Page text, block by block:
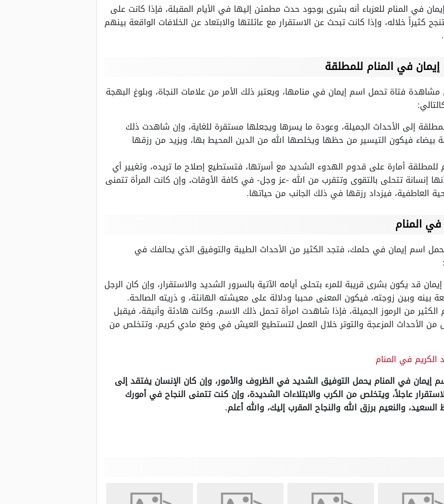
في المنام للعزباء أنه بشرى بوجود حدث مطمئن إليها في الأيام المقبلة، فإذا كانت على
خلاله، وإذا كانت تبحث عن الاستقرار مع عائلتها والابتعاد عن الخلافات الواقعة بينهم
في المنام للمطلقة
فتاة تحمل اسم إيمان في منامها، ويعتبر ذلك الأمر من علامات النجاة، وبلوغ البهجة
إلى الأحداث الجميلة، وعودة ما يسرها ويجعلها مستقرة للغاية، وإن شاهدت ذلك
بيضاء فيكون التيسير من حظها ويخلصها الله من الدين المحيط بها، ويزيد من رزقها
للمطلقة أمارة على قدوم الهدوء الشديد مع أسرتها، فتستطيع إصلاح ما تريده، وتغيير أي
إنسانة تتحلى بالتقوى وتتقرب من الله -عز وجل- في كافة الأوقات، وإن كانت المرأة تتمنى
العاطفية، فيزداد رزقها في ذلك الجانب من حياتها.
المنام
اسم إيمان في حلمك، فتجد الكثير من الأحداث الطيبة والتوفيق الذي يحالفك في
قد يكون بشرى قريبة للمرء بتحلى أيامه الآتية بالسرور الشديد والاستقرار، وإن كان الرجل
بينه وبين زوجته، فيكون المعنى محببا ودلالة على معيشته الهانئة، و ذريته الصالحة.
من الرموز الجميلة، فإذا شاهدت امرأة تحمل ذلك الاسم، وكانت هادئة وأنيقة، فيقبل
من الأحداث المزعجة والتوتر خلال العمل لتستطيع العيش في وضع مادي كريم، وتتخلص من
في المنام
إيمان في المنام يحمل التوفيق الشديد في الظروف والأمور، وإن كان الإنسان يفتقد إلى
عاجلاً، ويتخلص من الكرب والابتلاءات الشديدة، وإن كنت تتمنى النجاح في أمورك
والنعيم برزق الله والنجاح المقرب إليك، والله أعلم.